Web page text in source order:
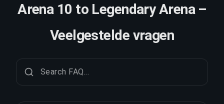
Arena 10 to Legendary Arena –
Veelgestelde vragen